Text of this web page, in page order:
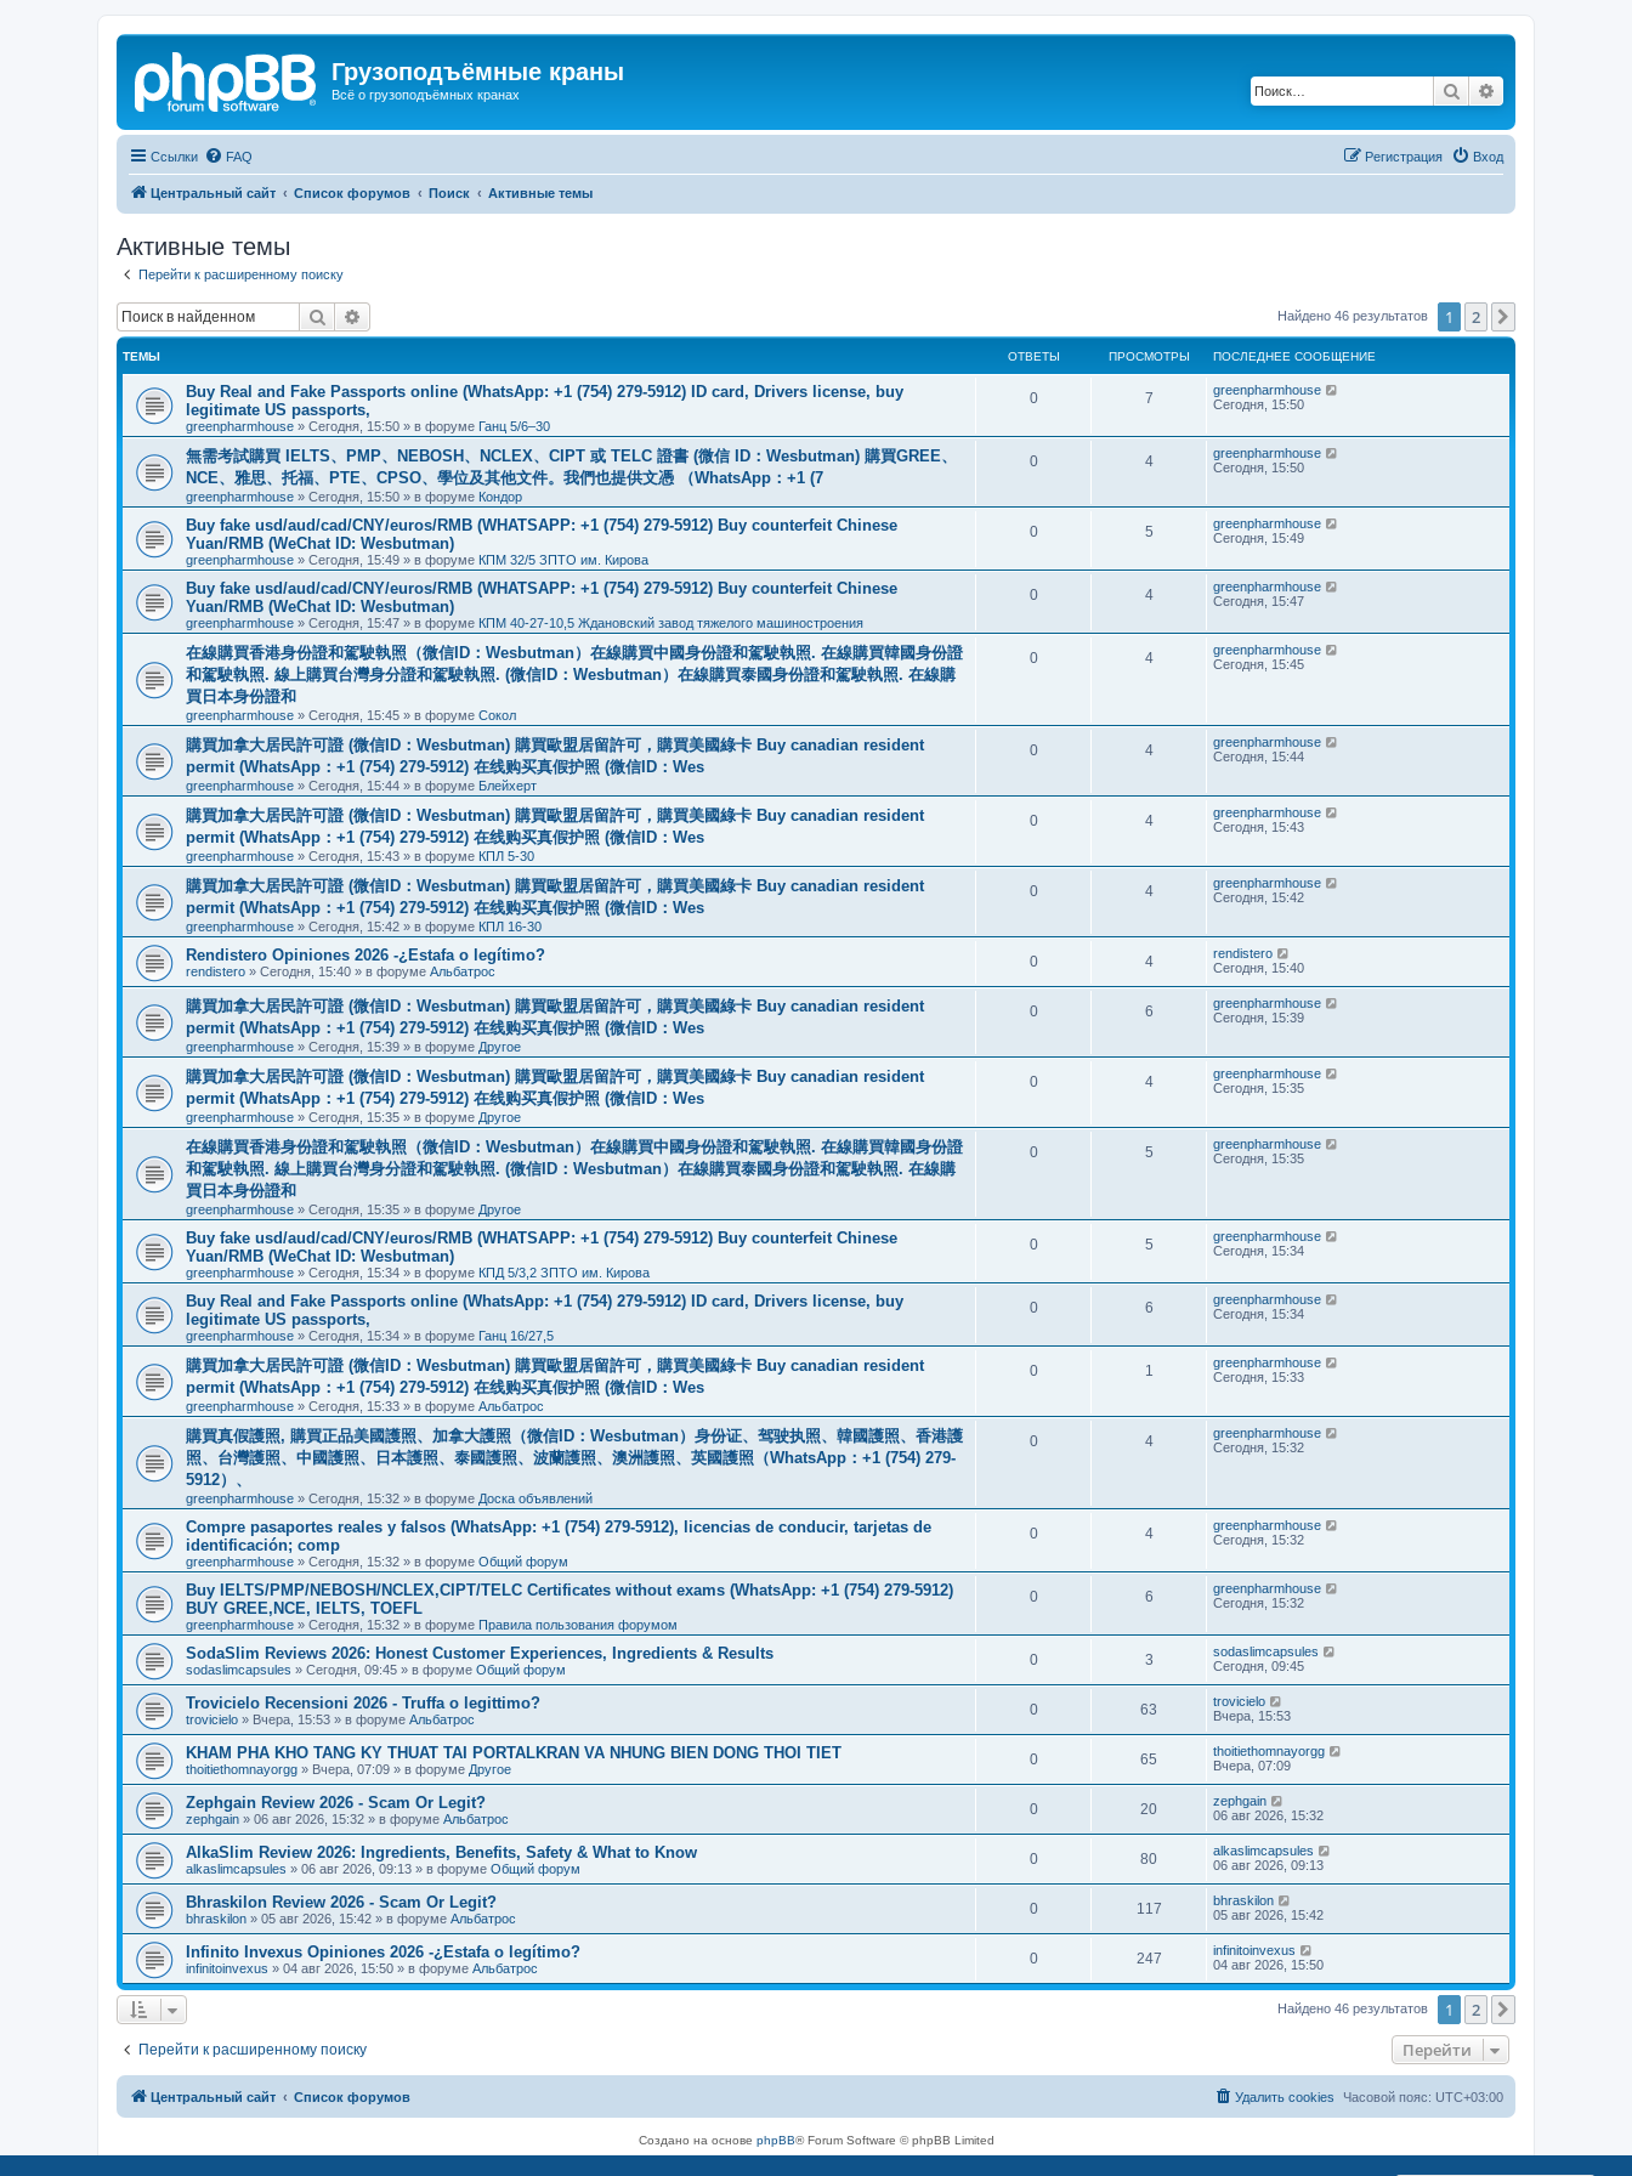
Грузоподъёмные краны
Всё о грузоподъёмных кранах Поиск
Ссылки FAQ Вход
Регистрация
Центральный сайт Список форумов Поиск Активные темы
Активные темы
Перейти к расширенному поиску
Поиск Найдено 46 результатов 1 2
ТЕМЫ ОТВЕТЫ ПРОСМОТРЫ ПОСЛЕДНЕЕ СООБЩЕНИЕ
Buy Real and Fake Passports online (WhatsApp: +1 (754) 279-5912) ID card, Drivers license, buy
legitimate US passports,
greenpharmhouse » Сегодня, 15:50 » в форуме Ганц 5/6–30
0 7
greenpharmhouse
Сегодня, 15:50
無需考試購買 IELTS、PMP、NEBOSH、NCLEX、CIPT 或 TELC 證書 (微信 ID：Wesbutman) 購買GREE、
NCE、雅思、托福、PTE、CPSO、學位及其他文件。我們也提供文憑 （WhatsApp：+1 (7
greenpharmhouse » Сегодня, 15:50 » в форуме Кондор
0 4
greenpharmhouse
Сегодня, 15:50
Buy fake usd/aud/cad/CNY/euros/RMB (WHATSAPP: +1 (754) 279-5912) Buy counterfeit Chinese
Yuan/RMB (WeChat ID: Wesbutman)
greenpharmhouse » Сегодня, 15:49 » в форуме КПМ 32/5 ЗПТО им. Кирова
0 5
greenpharmhouse
Сегодня, 15:49
Buy fake usd/aud/cad/CNY/euros/RMB (WHATSAPP: +1 (754) 279-5912) Buy counterfeit Chinese
Yuan/RMB (WeChat ID: Wesbutman)
greenpharmhouse » Сегодня, 15:47 » в форуме КПМ 40-27-10,5 Ждановский завод тяжелого машиностроения
0 4
greenpharmhouse
Сегодня, 15:47
在線購買香港身份證和駕駛執照（微信ID：Wesbutman）在線購買中國身份證和駕駛執照. 在線購買韓國身份證
和駕駛執照. 線上購買台灣身分證和駕駛執照. (微信ID：Wesbutman）在線購買泰國身份證和駕駛執照. 在線購
買日本身份證和
greenpharmhouse » Сегодня, 15:45 » в форуме Сокол
0 4
greenpharmhouse
Сегодня, 15:45
購買加拿大居民許可證 (微信ID：Wesbutman) 購買歐盟居留許可，購買美國綠卡 Buy canadian resident
permit (WhatsApp：+1 (754) 279-5912) 在线购买真假护照 (微信ID：Wes
greenpharmhouse » Сегодня, 15:44 » в форуме Блейхерт
0 4
greenpharmhouse
Сегодня, 15:44
購買加拿大居民許可證 (微信ID：Wesbutman) 購買歐盟居留許可，購買美國綠卡 Buy canadian resident
permit (WhatsApp：+1 (754) 279-5912) 在线购买真假护照 (微信ID：Wes
greenpharmhouse » Сегодня, 15:43 » в форуме КПЛ 5-30
0 4
greenpharmhouse
Сегодня, 15:43
購買加拿大居民許可證 (微信ID：Wesbutman) 購買歐盟居留許可，購買美國綠卡 Buy canadian resident
permit (WhatsApp：+1 (754) 279-5912) 在线购买真假护照 (微信ID：Wes
greenpharmhouse » Сегодня, 15:42 » в форуме КПЛ 16-30
0 4
greenpharmhouse
Сегодня, 15:42
Rendistero Opiniones 2026 -¿Estafa o legítimo?
rendistero » Сегодня, 15:40 » в форуме Альбатрос
0 4
rendistero
Сегодня, 15:40
購買加拿大居民許可證 (微信ID：Wesbutman) 購買歐盟居留許可，購買美國綠卡 Buy canadian resident
permit (WhatsApp：+1 (754) 279-5912) 在线购买真假护照 (微信ID：Wes
greenpharmhouse » Сегодня, 15:39 » в форуме Другое
0 6
greenpharmhouse
Сегодня, 15:39
購買加拿大居民許可證 (微信ID：Wesbutman) 購買歐盟居留許可，購買美國綠卡 Buy canadian resident
permit (WhatsApp：+1 (754) 279-5912) 在线购买真假护照 (微信ID：Wes
greenpharmhouse » Сегодня, 15:35 » в форуме Другое
0 4
greenpharmhouse
Сегодня, 15:35
在線購買香港身份證和駕駛執照（微信ID：Wesbutman）在線購買中國身份證和駕駛執照. 在線購買韓國身份證
和駕駛執照. 線上購買台灣身分證和駕駛執照. (微信ID：Wesbutman）在線購買泰國身份證和駕駛執照. 在線購
買日本身份證和
greenpharmhouse » Сегодня, 15:35 » в форуме Другое
0 5
greenpharmhouse
Сегодня, 15:35
Buy fake usd/aud/cad/CNY/euros/RMB (WHATSAPP: +1 (754) 279-5912) Buy counterfeit Chinese
Yuan/RMB (WeChat ID: Wesbutman)
greenpharmhouse » Сегодня, 15:34 » в форуме КПД 5/3,2 ЗПТО им. Кирова
0 5
greenpharmhouse
Сегодня, 15:34
Buy Real and Fake Passports online (WhatsApp: +1 (754) 279-5912) ID card, Drivers license, buy
legitimate US passports,
greenpharmhouse » Сегодня, 15:34 » в форуме Ганц 16/27,5
0 6
greenpharmhouse
Сегодня, 15:34
購買加拿大居民許可證 (微信ID：Wesbutman) 購買歐盟居留許可，購買美國綠卡 Buy canadian resident
permit (WhatsApp：+1 (754) 279-5912) 在线购买真假护照 (微信ID：Wes
greenpharmhouse » Сегодня, 15:33 » в форуме Альбатрос
0 1
greenpharmhouse
Сегодня, 15:33
購買真假護照, 購買正品美國護照、加拿大護照（微信ID：Wesbutman）身份证、驾驶执照、韓國護照、香港護
照、台灣護照、中國護照、日本護照、泰國護照、波蘭護照、澳洲護照、英國護照（WhatsApp：+1 (754) 279-
5912）、
greenpharmhouse » Сегодня, 15:32 » в форуме Доска объявлений
0 4
greenpharmhouse
Сегодня, 15:32
Compre pasaportes reales y falsos (WhatsApp: +1 (754) 279-5912), licencias de conducir, tarjetas de
identificación; comp
greenpharmhouse » Сегодня, 15:32 » в форуме Общий форум
0 4
greenpharmhouse
Сегодня, 15:32
Buy IELTS/PMP/NEBOSH/NCLEX,CIPT/TELC Certificates without exams (WhatsApp: +1 (754) 279-5912)
BUY GREE,NCE, IELTS, TOEFL
greenpharmhouse » Сегодня, 15:32 » в форуме Правила пользования форумом
0 6
greenpharmhouse
Сегодня, 15:32
SodaSlim Reviews 2026: Honest Customer Experiences, Ingredients & Results
sodaslimcapsules » Сегодня, 09:45 » в форуме Общий форум
0 3
sodaslimcapsules
Сегодня, 09:45
Trovicielo Recensioni 2026 - Truffa o legittimo?
trovicielo » Вчера, 15:53 » в форуме Альбатрос
0 63
trovicielo
Вчера, 15:53
KHAM PHA KHO TANG KY THUAT TAI PORTALKRAN VA NHUNG BIEN DONG THOI TIET
thoitiethomnayorgg » Вчера, 07:09 » в форуме Другое
0 65
thoitiethomnayorgg
Вчера, 07:09
Zephgain Review 2026 - Scam Or Legit?
zephgain » 06 авг 2026, 15:32 » в форуме Альбатрос
0 20
zephgain
06 авг 2026, 15:32
AlkaSlim Review 2026: Ingredients, Benefits, Safety & What to Know
alkaslimcapsules » 06 авг 2026, 09:13 » в форуме Общий форум
0 80
alkaslimcapsules
06 авг 2026, 09:13
Bhraskilon Review 2026 - Scam Or Legit?
bhraskilon » 05 авг 2026, 15:42 » в форуме Альбатрос
0 117
bhraskilon
05 авг 2026, 15:42
Infinito Invexus Opiniones 2026 -¿Estafa o legítimo?
infinitoinvexus » 04 авг 2026, 15:50 » в форуме Альбатрос
0 247
infinitoinvexus
04 авг 2026, 15:50
Найдено 46 результатов 1 2
Перейти к расширенному поиску Перейти
Центральный сайт Список форумов Часовой пояс: UTC+03:00
Удалить cookies
Создано на основе phpBB® Forum Software © phpBB Limited